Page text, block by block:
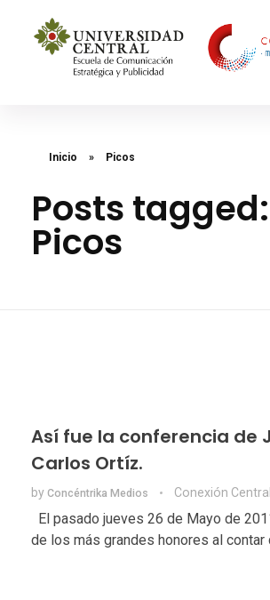
Inicio » Picos
Posts tagged:
Picos
Así fue la conferencia de
Carlos Ortíz.
by Concéntrika Medios Conexión Central
El pasado jueves 26 de Mayo de
de los más grandes honores al contar